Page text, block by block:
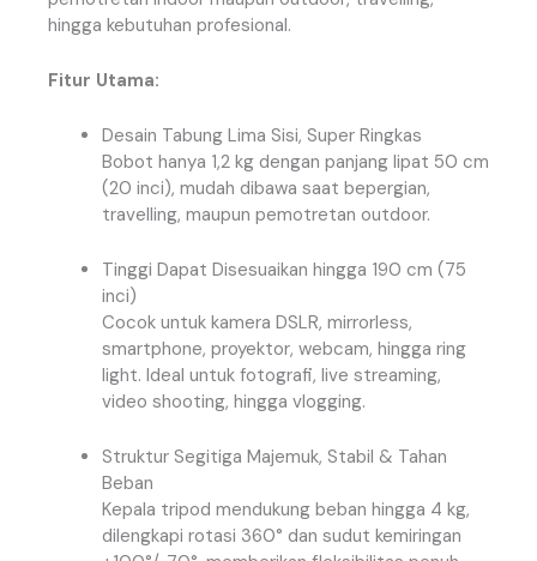
hingga kebutuhan profesional.
Fitur Utama:
Desain Tabung Lima Sisi, Super Ringkas
Bobot hanya 1,2 kg dengan panjang lipat 50 cm
(20 inci), mudah dibawa saat bepergian,
travelling, maupun pemotretan outdoor.
Tinggi Dapat Disesuaikan hingga 190 cm (75
inci)
Cocok untuk kamera DSLR, mirrorless,
smartphone, proyektor, webcam, hingga ring
light. Ideal untuk fotografi, live streaming,
video shooting, hingga vlogging.
Struktur Segitiga Majemuk, Stabil & Tahan
Beban
Kepala tripod mendukung beban hingga 4 kg,
dilengkapi rotasi 360° dan sudut kemiringan